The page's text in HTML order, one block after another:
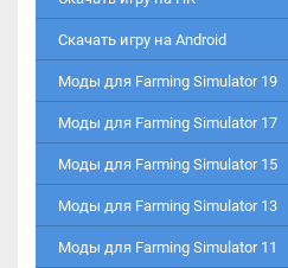
Скачать игру на Android
Моды для Farming Simulator 19
Моды для Farming Simulator 17
Моды для Farming Simulator 15
Моды для Farming Simulator 13
Моды для Farming Simulator 11